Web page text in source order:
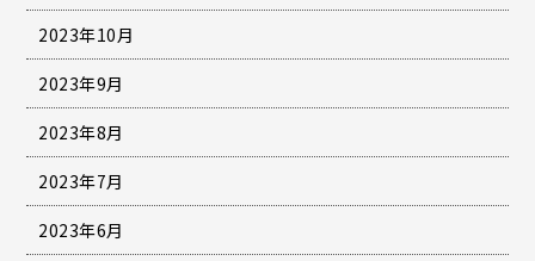
2023年10月
2023年9月
2023年8月
2023年7月
2023年6月